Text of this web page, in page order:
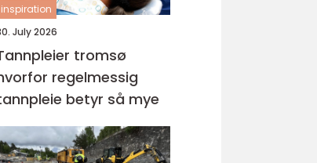
inspiration
July 2026
tromsø
regelmessig
betyr så mye